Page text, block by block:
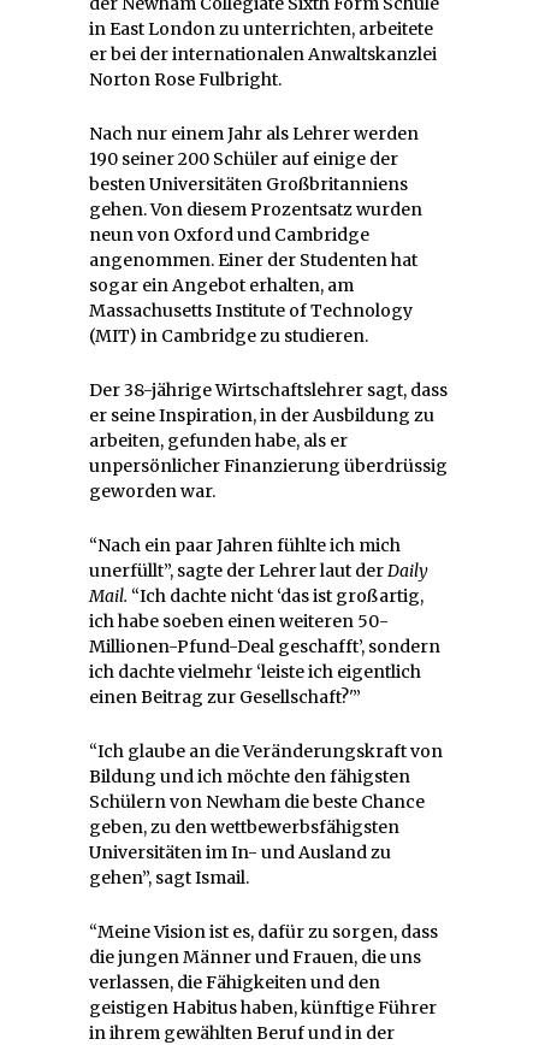
in East London zu unterrichten, arbeitete
er bei der internationalen Anwaltskanzlei
Norton Rose Fulbright.
Nach nur einem Jahr als Lehrer werden
190 seiner 200 Schüler auf einige der
besten Universitäten Großbritanniens
gehen. Von diesem Prozentsatz wurden
neun von Oxford und Cambridge
angenommen. Einer der Studenten hat
sogar ein Angebot erhalten, am
Massachusetts Institute of Technology
(MIT) in Cambridge zu studieren.
Der 38-jährige Wirtschaftslehrer sagt, dass
er seine Inspiration, in der Ausbildung zu
arbeiten, gefunden habe, als er
unpersönlicher Finanzierung überdrüssig
geworden war.
“Nach ein paar Jahren fühlte ich mich
unerfüllt”, sagte der Lehrer laut derDaily
Mail. “Ich dachte nicht ‘das ist großartig,
ich habe soeben einen weiteren 50-
Millionen-Pfund-Deal geschafft’, sondern
ich dachte vielmehr ‘leiste ich eigentlich
einen Beitrag zur Gesellschaft?'”
“Ich glaube an die Veränderungskraft von
Bildung und ich möchte den fähigsten
Schülern von Newham die beste Chance
geben, zu den wettbewerbsfähigsten
Universitäten im In- und Ausland zu
gehen”, sagt Ismail.
“Meine Vision ist es, dafür zu sorgen, dass
die jungen Männer und Frauen, die uns
verlassen, die Fähigkeiten und den
geistigen Habitus haben, künftige Führer
in ihrem gewählten Beruf und in der